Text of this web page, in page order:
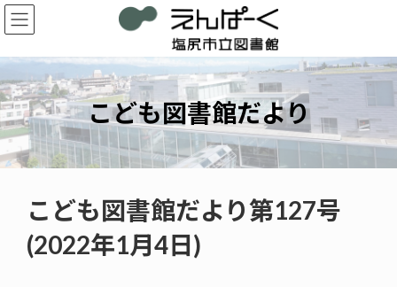
コ
ン
ン
ツ
へ
ス
キ
ッ
プ
ナ
ビ
ー
シ
ョ
ン
に
移
動
こども図書館だより
こども図書館だより第127号
(2022年1月4日)